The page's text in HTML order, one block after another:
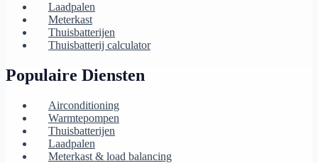
Laadpalen
Meterkast
Thuisbatterijen
Thuisbatterij calculator
Populaire Diensten
Airconditioning
Warmtepompen
Thuisbatterijen
Laadpalen
Meterkast & load balancing